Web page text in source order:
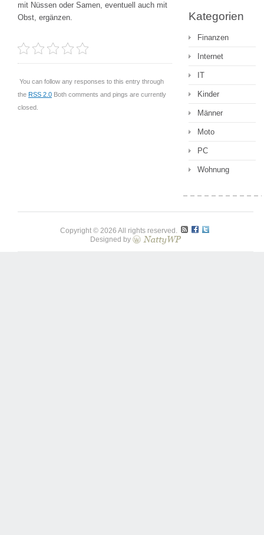
mit Nüssen oder Samen, eventuell auch mit
Obst, ergänzen.
You can follow any responses to this entry through
the RSS 2.0 Both comments and pings are currently
closed.
Kategorien
Finanzen
Internet
IT
Kinder
Männer
Moto
PC
Wohnung
Copyright © 2026 All rights reserved.
Designed by